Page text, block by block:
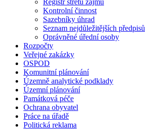
Registr střetu zájmů
Kontrolní činnost
Sazebníky úhrad
Seznam nejdůležitějších předpisů
Oprávněné úřední osoby
Rozpočty
Veřejné zakázky
OSPOD
Komunitní plánování
Územně analytické podklady
Územní plánování
Památková péče
Ochrana obyvatel
Práce na úřadě
Politická reklama